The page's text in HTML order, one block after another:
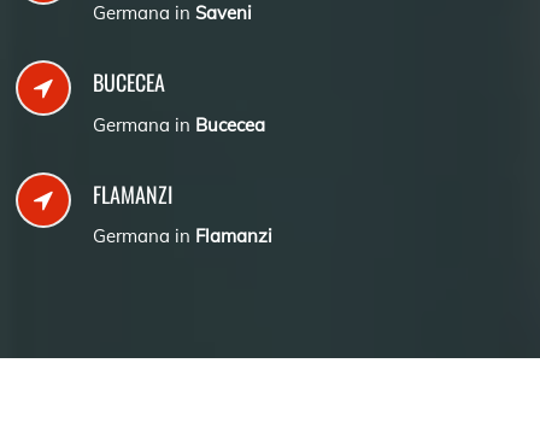
Germana in Saveni
BUCECEA
Germana in Bucecea
FLAMANZI
Germana in Flamanzi